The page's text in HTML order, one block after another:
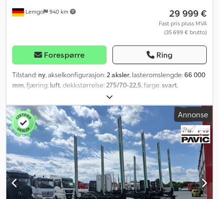
Lemgo 940 km 29 999 €
Fast pris pluss MVA
(35 699 € brutto)
Forespørre Ring
Tilstand: ny, akselkonfigurasjon:2 aksler, lasteromslengde:66 000
mm, fjæring: luft, dekkstørrelse:275/70-22,5, farge:svart,
Annonse